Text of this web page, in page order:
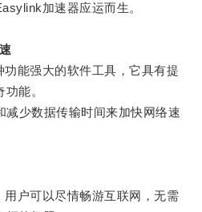
加速器应运而生。
能强大的软件工具，它具有提
能。
少数据传输时间来加快网络速
户可以尽情畅游互联网，无需